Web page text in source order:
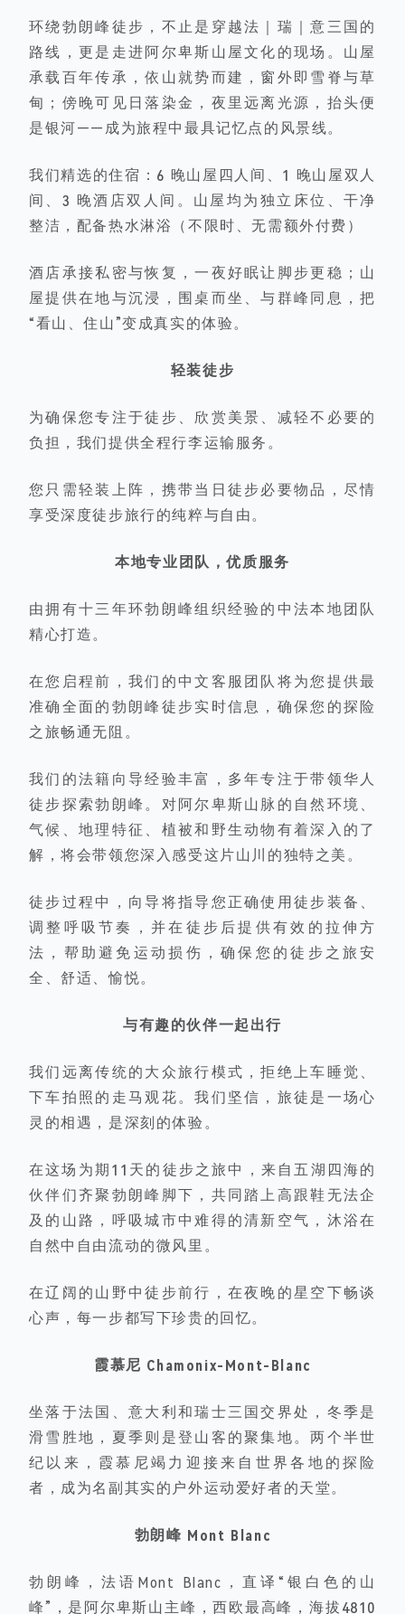
环绕勃朗峰徒步，不止是 穿越法｜瑞｜意 三国的
路线，更是走进阿尔卑斯山屋文化的现场。山屋
承载百年传承，依山就势而建，窗外即雪脊与草
甸；傍晚可见日落染金，夜里远离光源，抬头便
是银河——成为旅程中最具记忆点的风景线。
我们精选的住宿： 6 晚山屋四人间、1 晚山屋双人
间、3 晚酒店双人间 。山屋均为独立床位、干净
整洁，配备热水淋浴（不限时、无需额外付费）
酒店承接私密与恢复，一夜好眠让脚步更稳；山
屋提供在地与沉浸，围桌而坐、与群峰同息，把
“看山、住山”变成真实的体验。
轻装徒步
为确保您专注于徒步、欣赏美景、减轻不必要的
负担，我们提供全程行李运输 服务。
您只需轻装上阵 ，携带当日徒步必要物品 ，尽情
享受深度徒步旅行的纯粹与自由。
本地专业团队，优质服务
由拥有十三年环勃朗峰组织经验的中法本地团队
精心打造 。
在您 启程前 ，我们的 中文客服团队 将为您提供最
准确全面的勃朗峰徒步实时信息 ，确保您的探险
之旅畅通无阻。
我们的法籍向导经验丰富 ，多年专注于带领华人
徒步探索勃朗峰 。对阿尔卑斯山脉的自然环境、
气候、地理特征、植被和野生动物有着深入的了
解，将会带领您深入感受这片山川的独特之美。
徒步过程中，向导将指导您正确使用徒步装备、
调整呼吸节奏，并在徒步后提供有效的拉伸方
法，帮助避免运动损伤，确保您的徒步之旅安
全、舒适、愉悦。
与有趣的伙伴一起出行
我们 远离传统的 大众旅行模式，拒绝上车睡觉、
下车拍照的走马观花。我们坚信， 旅徒 是一场心
灵的相遇，是深刻的体验 。
在这场为期 11天 的 徒步之旅 中，来自 五湖四海的
伙伴们齐聚勃朗峰 脚下，共同踏上高跟鞋无法企
及的山路，呼吸城市中难得的清新空气，沐浴在
自然中自由流动的微风里。
在辽阔的 山野中徒步前行，在夜晚的星空下畅谈
心声，每一步都写下珍贵的回忆。
霞慕尼 Chamonix-Mont-Blanc
坐落于法国、意大利和瑞士三国交界处， 冬季是
滑雪胜地 ， 夏季 则是登山客的聚集地 。两个半世
纪以来，霞慕尼竭力迎接来自世界各地的探险
者，成为名副其实的 户外运动爱好者的天堂 。
勃朗峰 Mont Blanc
勃朗峰 ，法语Mont Blanc，直译“ 银白色的山
峰”，是 阿尔卑斯山主峰 ，西欧最高峰 ，海拔 4810